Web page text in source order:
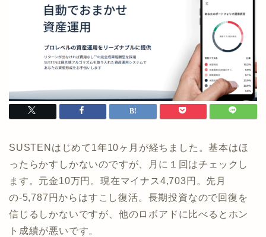
SUSTENはじめて1年10ヶ月が経ちました。基本はほ
ったらかすしかないのですが、月に１回はチェックし
ます。元金10万円。現在マイナス4,703円。先月
の-5,787円からはすこし復活。長期投資なので回復を
信じるしかないですが、他のロボアドに比べるとホン
ト成績が悪いです。